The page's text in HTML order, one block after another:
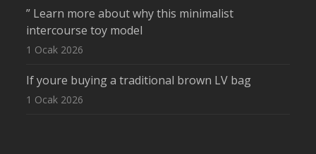
” Learn more about why this minimalist
intercourse toy model
1 Ocak 2026
If youre buying a traditional brown LV bag
1 Ocak 2026